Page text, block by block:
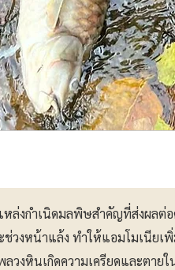
หล่งกำเนิดมลพิษสำคัญที่ส่งผลต่
วงหน้าแล้ง ทำให้แอมโมเนียเ
วงหินเกิดความเครียดและตาย